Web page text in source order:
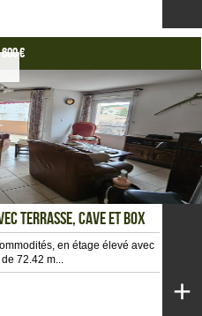
€
TERRASSE, CAVE ET BOX
en étage élevé avec
72.42 m...
+